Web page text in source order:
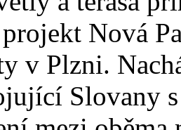
Nová
v Plzni.
Slovany